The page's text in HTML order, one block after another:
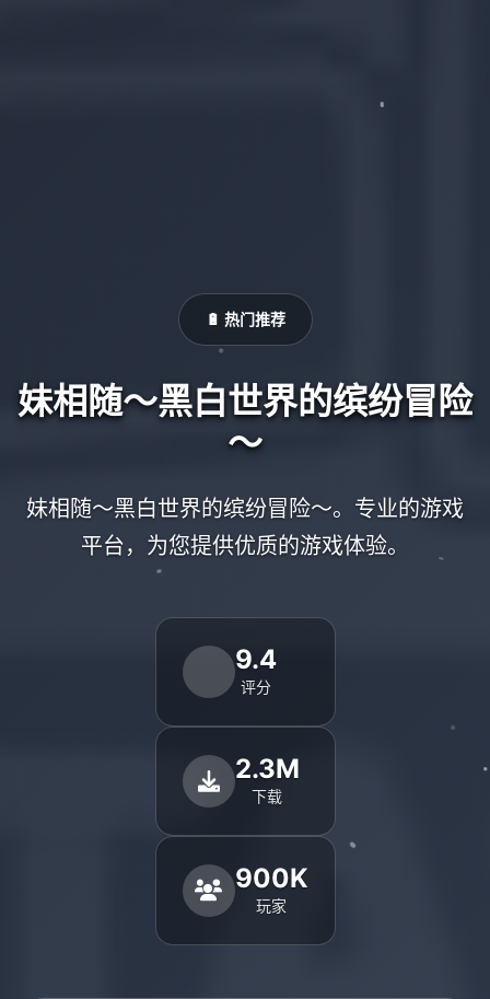
🔋 热门推荐
妹相随～黑白世界的缤纷冒险
～
妹相随～黑白世界的缤纷冒险～。专业的游戏
平台，为您提供优质的游戏体验。
9.4
评分
2.3M
下载
900K
玩家